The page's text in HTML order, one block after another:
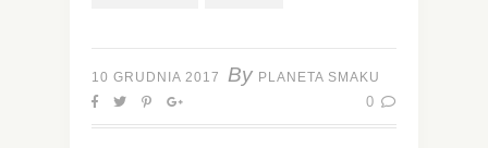
10 GRUDNIA 2017 By PLANETA SMAKU
0